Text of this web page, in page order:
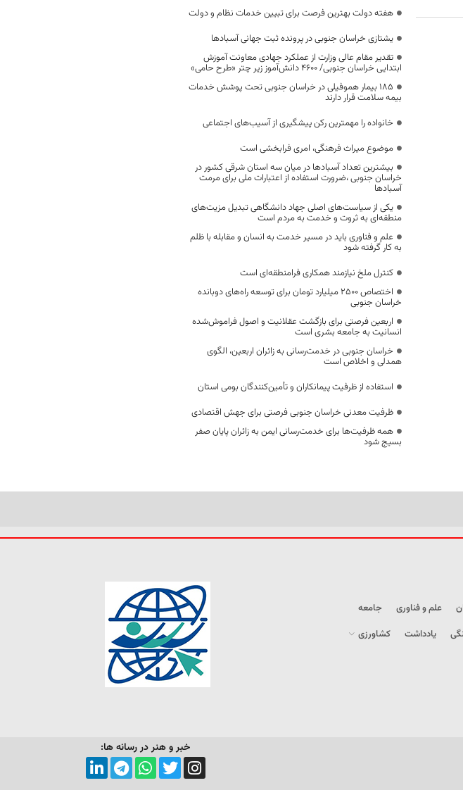
هفته دولت بهترین فرصت برای تبیین خدمات نظام و دولت
یشتازی خراسان جنوبی در پرونده ثبت جهانی آسبادها
تقدیر مقام عالی وزارت از عملکرد جهادی معاونت آموزش
ابتدایی خراسان جنوبی/ ۴۶۰۰ دانش‌آموز زیر چتر «طرح حامی»
۱۸۵ بیمار هموفیلی در خراسان جنوبی تحت پوشش خدمات
بیمه سلامت قرار دارند
خانواده را مهمترین رکن پیشگیری از آسیب‌های اجتماعی
موضوع میراث فرهنگی، امری فرابخشی است
بیشترین تعداد آسبادها در میان سه استان شرقی کشور در
خراسان جنوبی ،ضرورت استفاده از اعتبارات ملی برای مرمت
آسبادها
یکی از سیاست‌های اصلی جهاد دانشگاهی تبدیل مزیت‌های
منطقه‌ای به ثروت و خدمت به مردم است
علم و فناوری باید در مسیر خدمت به انسان و مقابله با ظلم
به کار گرفته شود
کنترل ملخ نیازمند همکاری فرامنطقه‌ای است
اختصاص 2500 میلیارد تومان برای توسعه راه‌های دوبانده
خراسان جنوبی
اربعین فرصتی برای بازگشت عقلانیت و اصول فراموش‌شده
انسانیت به جامعه بشری است
خراسان جنوبی در خدمت‌رسانی به زائران اربعین، الگوی
همدلی و اخلاص است
استفاده از ظرفیت پیمانکاران و تأمین‌کنندگان بومی استان
ظرفیت معدنی خراسان جنوبی فرصتی برای جهش اقتصادی
همه ظرفیت‌ها برای خدمت‌رسانی ایمن به زائران پایان صفر
بسیج شود
علم و فناوری
جامعه
یادداشت
کشاورزی
خبر و هنر در رسانه ها: